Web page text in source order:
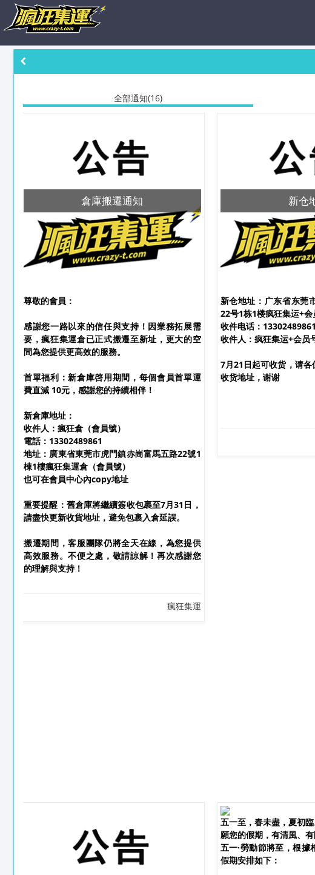
全部通知(16)
倉庫搬遷通知
尊敬的會員：
感謝您一路以來的信任與支持！因業務拓展需
要，瘋狂集運倉已正式搬遷至新址，更大的空
間為您提供更高效的服務。
首單福利：新倉庫啓用期間，每個會員首單運
費直減 10元，感謝您的持續相伴！
新倉庫地址：
收件人：瘋狂倉（會員號）
電話：13302489861
地址：廣東省東莞市虎門鎮赤崗富馬五路22號1
棟1樓瘋狂集運倉（會員號）
也可在會員中心內copy地址
重要提醒：舊倉庫將繼續簽收包裹至7月31日，
請盡快更新收貨地址，避免包裹入倉延誤。
搬遷期間，客服團隊仍將全天在線，為您提供
高效服務。不便之處，敬請諒解！再次感謝您
的理解與支持！
瘋狂集運
新仓
新仓地址：广东省东莞
22号1栋1楼疯狂集运+
收件电话：13302489861
收件人：疯狂集运+会员
7月21日起可收货，请
收货地址，谢谢
五一至，春未盡，夏初臨
願您的假期，有清風、有
五一·勞動節將至，根
假期安排如下：